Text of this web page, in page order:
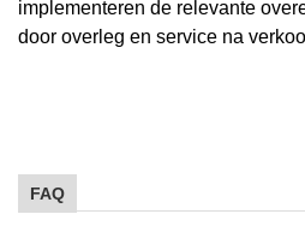
implementeren de relevante
door overleg en service na
FAQ